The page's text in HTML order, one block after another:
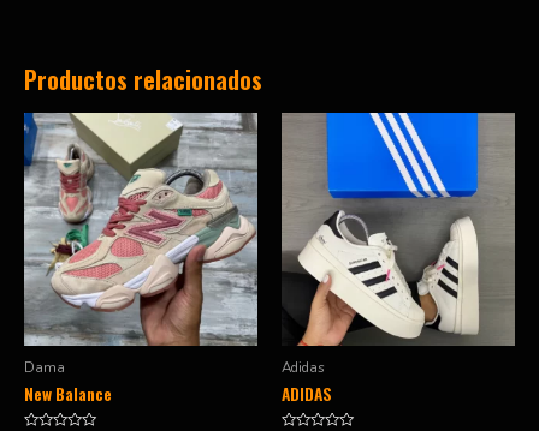
Productos relacionados
Dama
New Balance
Adidas
ADIDAS